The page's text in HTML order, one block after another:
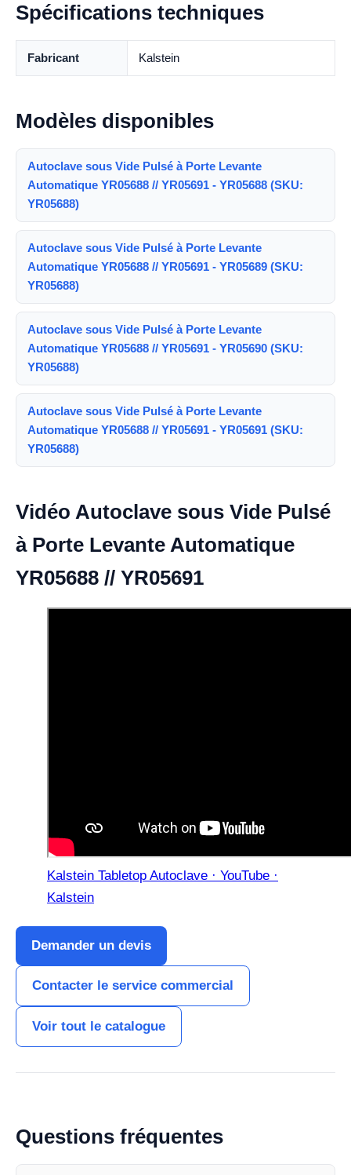
Spécifications techniques
Fabricant Kalstein
Modèles disponibles
Autoclave sous Vide Pulsé à Porte Levante
Automatique YR05688 // YR05691 - YR05688 (SKU:
YR05688)
Autoclave sous Vide Pulsé à Porte Levante
Automatique YR05688 // YR05691 - YR05689 (SKU:
YR05688)
Autoclave sous Vide Pulsé à Porte Levante
Automatique YR05688 // YR05691 - YR05690 (SKU:
YR05688)
Autoclave sous Vide Pulsé à Porte Levante
Automatique YR05688 // YR05691 - YR05691 (SKU:
YR05688)
Vidéo Autoclave sous Vide Pulsé
à Porte Levante Automatique
YR05688 // YR05691
Kalstein Tabletop Autoclave · YouTube ·
Kalstein
Demander un devis
Contacter le service commercial
Voir tout le catalogue
Questions fréquentes